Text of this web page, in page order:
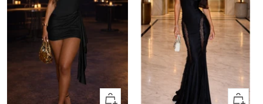
Adicionar